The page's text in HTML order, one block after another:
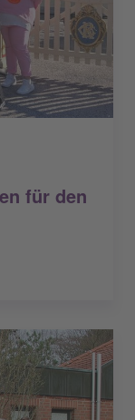
für den